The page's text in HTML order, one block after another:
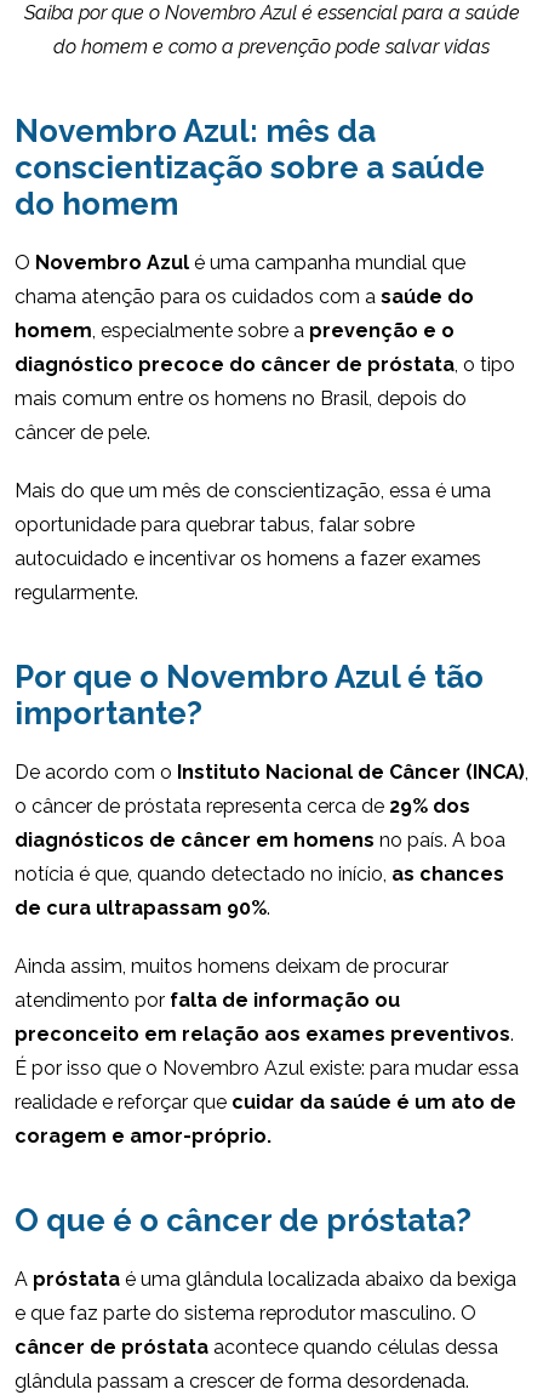
Saiba por que o Novembro Azul é essencial para a saúde
do homem e como a prevenção pode salvar vidas
Novembro Azul: mês da
conscientização sobre a saúde
do homem
O Novembro Azul é uma campanha mundial que
chama atenção para os cuidados com a saúde do
homem, especialmente sobre a prevenção e o
diagnóstico precoce do câncer de próstata, o tipo
mais comum entre os homens no Brasil, depois do
câncer de pele.
Mais do que um mês de conscientização, essa é uma
oportunidade para quebrar tabus, falar sobre
autocuidado e incentivar os homens a fazer exames
regularmente.
Por que o Novembro Azul é tão
importante?
De acordo com o Instituto Nacional de Câncer (INCA),
o câncer de próstata representa cerca de 29% dos
diagnósticos de câncer em homens no país. A boa
notícia é que, quando detectado no início, as chances
de cura ultrapassam 90%.
Ainda assim, muitos homens deixam de procurar
atendimento por falta de informação ou
preconceito em relação aos exames preventivos.
É por isso que o Novembro Azul existe: para mudar essa
realidade e reforçar que cuidar da saúde é um ato de
coragem e amor-próprio.
O que é o câncer de próstata?
A próstata é uma glândula localizada abaixo da bexiga
e que faz parte do sistema reprodutor masculino. O
câncer de próstata acontece quando células dessa
glândula passam a crescer de forma desordenada.